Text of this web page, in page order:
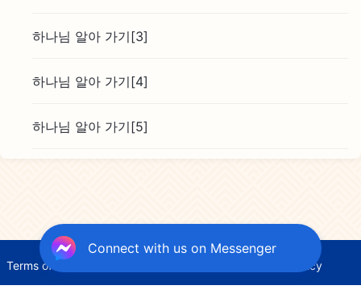
하나님 알아 가기[3]
하나님 알아 가기[4]
하나님 알아 가기[5]
Terms of Use Cookies Policy
Connect with us on Messenger